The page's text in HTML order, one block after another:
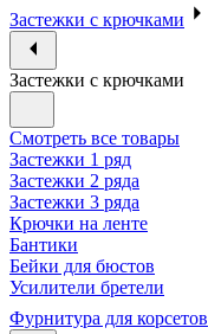
Застежки с крючками
Застежки с крючками
Смотреть все товары
Застежки 1 ряд
Застежки 2 ряда
Застежки 3 ряда
Крючки на ленте
Бантики
Бейки для бюстов
Усилители бретели
Фурнитура для корсетов